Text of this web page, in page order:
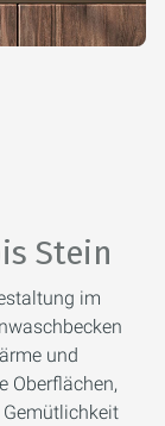
Stein
im
und
Oberflächen,